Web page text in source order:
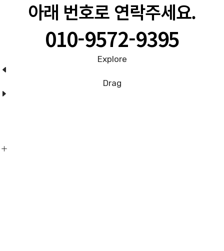
아래 번호로 연락주세요.
010-9572-9395
Explore
Drag